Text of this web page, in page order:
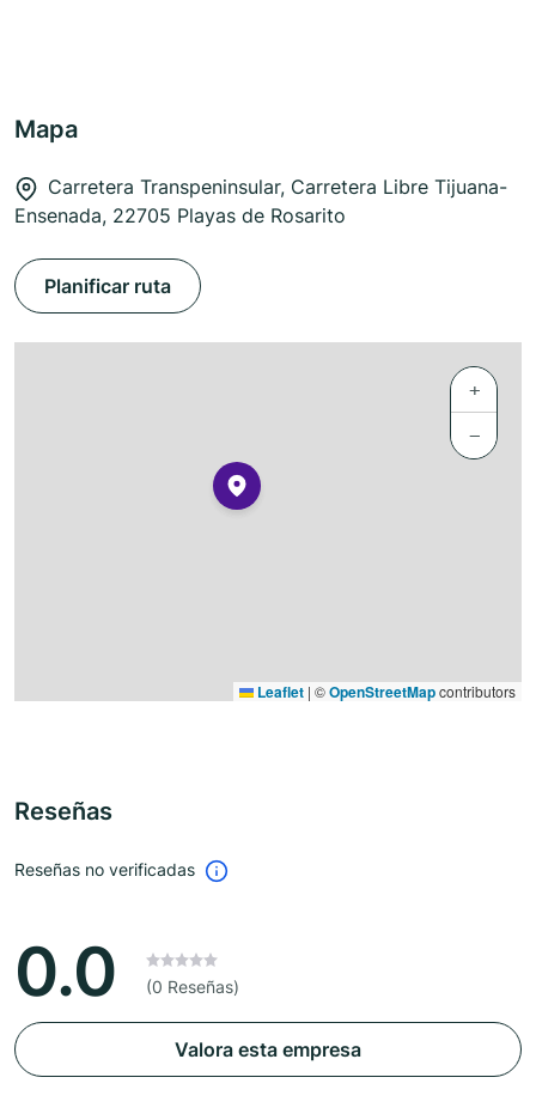
Mapa
Carretera Transpeninsular, Carretera Libre Tijuana-
Ensenada, 22705 Playas de Rosarito
Planificar ruta
+
−
Leaflet | ©OpenStreetMapcontributors
Reseñas
Reseñas no verificadas
0.0 (0 Reseñas)
Valora esta empresa